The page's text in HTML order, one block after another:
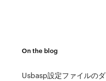
On the blog
Usbasp設定ファイルのダ